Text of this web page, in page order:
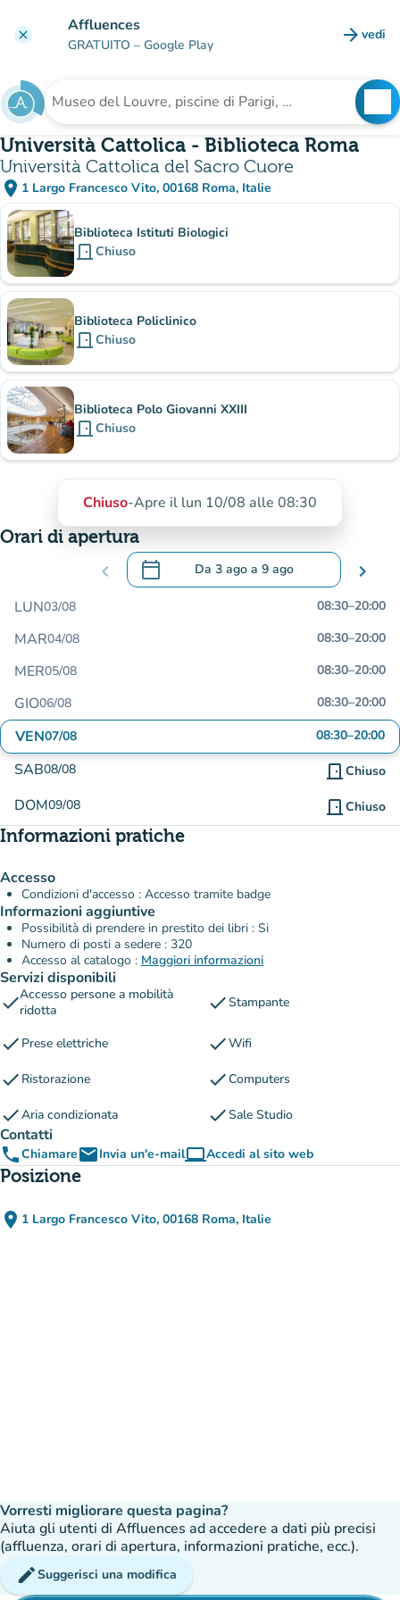
clear Affluences
GRATUITO – Google Play arrow_forward vedi
Cerca una struttura
Università Cattolica - Biblioteca Roma
Università Cattolica del Sacro Cuore
place 1 Largo Francesco Vito, 00168 Roma, Italie
(apri in Google Maps)
(nuova scheda)
Sotto-siti
Biblioteca Istituti Biologici
door_front Chiuso
Biblioteca Policlinico
door_front Chiuso
Biblioteca Polo Giovanni XXIII
door_front Chiuso
Chiuso-Apre il lun 10/08 alle 08:30
Orari di apertura
chevron_left calendar_today Da 3 ago a 9 ago
.Aprire il calendario per modificare le
chevron_right
LUN03/08 08:30–20:00
MAR04/08 08:30–20:00
MER05/08 08:30–20:00
GIO06/08 08:30–20:00
VEN07/08 08:30–20:00
SAB08/08 door_front Chiuso
DOM09/08 door_front Chiuso
Informazioni pratiche
Accesso
Condizioni d'accesso : Accesso tramite badge
Informazioni aggiuntive
Possibilità di prendere in prestito dei libri : Si
Numero di posti a sedere : 320
Accesso al catalogo : Maggiori informazioni
Servizi disponibili
checkAccesso persone a mobilità
ridotta
checkStampante
check Prese elettriche checkWifi
check Ristorazione checkComputers
checkAria condizionata checkSale Studio
Contatti
phoneChiamareemailInvia un'e-mailcomputerAccedi al sito web
(nuova scheda)
Posizione
place 1 Largo Francesco Vito, 00168 Roma, Italie
(apri in Google Maps)
(nuova scheda)
Vorresti migliorare questa pagina?
Aiuta gli utenti di Affluences ad accedere a dati più precisi
(affluenza, orari di apertura, informazioni pratiche, ecc.).
editSuggerisci una modifica